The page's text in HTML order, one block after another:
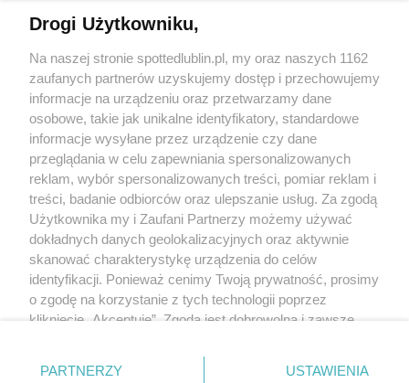
KATEGORIE
OGŁOSZENIA
WYDARZENIA
NA SKRÓTY
Regulamin
Polityka prywatności
RODO
Warunki korzystania z treści
Drogi Użytkowniku,
Na naszej stronie spottedlublin.pl, my oraz naszych 1162
zaufanych partnerów uzyskujemy dostęp i przechowujemy
informacje na urządzeniu oraz przetwarzamy dane
osobowe, takie jak unikalne identyfikatory, standardowe
informacje wysyłane przez urządzenie czy dane
przeglądania w celu zapewniania spersonalizowanych
reklam, wybór spersonalizowanych treści, pomiar reklam i
treści, badanie odbiorców oraz ulepszanie usług. Za zgodą
Użytkownika my i Zaufani Partnerzy możemy używać
dokładnych danych geolokalizacyjnych oraz aktywnie
skanować charakterystykę urządzenia do celów
identyfikacji. Ponieważ cenimy Twoją prywatność, prosimy
o zgodę na korzystanie z tych technologii poprzez
kliknięcie „Akceptuję”. Zgoda jest dobrowolna i zawsze
prywatności znajdujący się w lewym dolnym rogu strony
PARTNERZY USTAWIENIA